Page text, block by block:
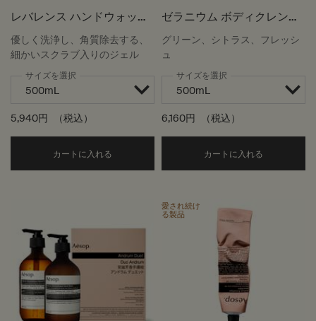
レバレンス ハンドウォッシ
ュ
優しく洗浄し、角質除去する、
細かいスクラブ入りのジェル
サイズを選択
5,940円 （税込）
カートに入れる Add the レバレンス ハンドウォッシュ to cart
ゼラニウム ボディクレンザ
ー
グリーン、シトラス、フレッシ
ュ
サイズを選択
6,160円 （税込）
カートに入れる
愛され続け
る製品